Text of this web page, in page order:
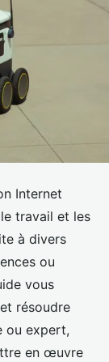
Internet
travail et les
à divers
ou
vous
résoudre
ou expert,
en œuvre